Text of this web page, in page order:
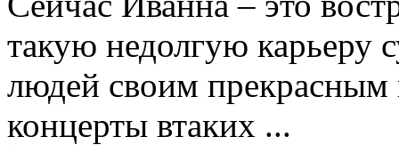
такую недолгую карьеру
людей своим прекрасным
концерты втаких ...